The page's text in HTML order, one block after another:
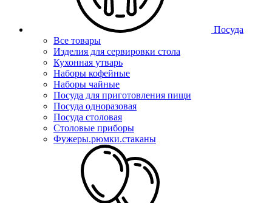
Посуда
Все товары
Изделия для сервировки стола
Кухонная утварь
Наборы кофейные
Наборы чайные
Посуда для приготовления пищи
Посуда одноразовая
Посуда столовая
Столовые приборы
Фужеры.рюмки.стаканы